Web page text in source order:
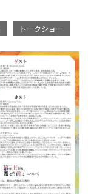
トークショー